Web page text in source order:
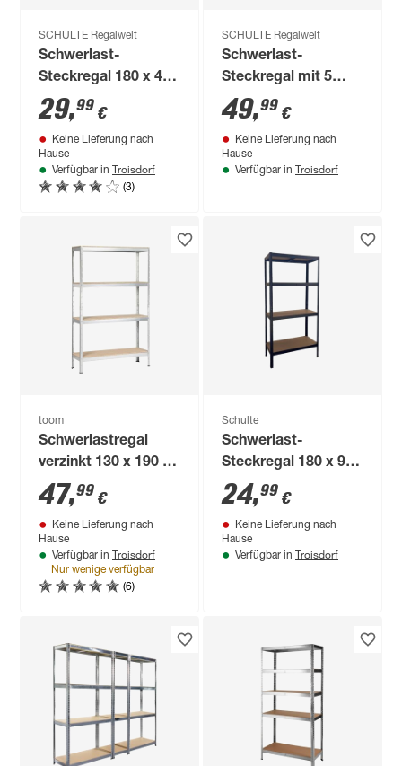
SCHULTE Regalwelt
Schwerlast-
Steckregal 180 x 45
x 45 cm, 5 Böden,
verzinkt, Tragkraft
1000 kg
29,99 €
Keine Lieferung nach
Hause
Verfügbar in Troisdorf
(3)
SCHULTE Regalwelt
Schwerlast-
Steckregal mit 5
Böden à 280 kg
Traglast, verzinkt
180 x 90 x 45 cm
49,99 €
Keine Lieferung nach
Hause
Verfügbar in Troisdorf
toom
Schwerlastregal
verzinkt 130 x 190 x
45 cm, 4 Böden à
200 kg
47,99 €
Keine Lieferung nach
Hause
Verfügbar in Troisdorf
Nur wenige verfügbar
(6)
Schulte
Schwerlast-
Steckregal 180 x 90
x 40 cm
24,99 €
Keine Lieferung nach
Hause
Verfügbar in Troisdorf